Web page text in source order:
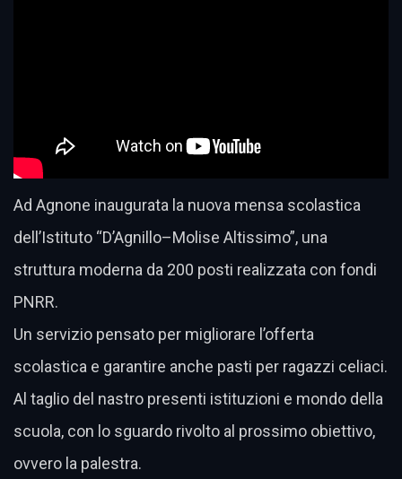
Ad Agnone inaugurata la nuova mensa scolastica
dell’Istituto “D’Agnillo–Molise Altissimo”, una
struttura moderna da 200 posti realizzata con fondi
PNRR.
Un servizio pensato per migliorare l’offerta
scolastica e garantire anche pasti per ragazzi celiaci.
Al taglio del nastro presenti istituzioni e mondo della
scuola, con lo sguardo rivolto al prossimo obiettivo,
ovvero la palestra.